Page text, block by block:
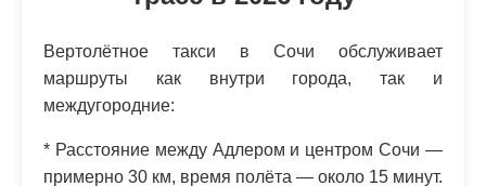
Вертолётное такси в Сочи обслуживает
маршруты как внутри города, так и
междугородние:
* Расстояние между Адлером и центром Сочи —
примерно 30 км, время полёта — около 15 минут.